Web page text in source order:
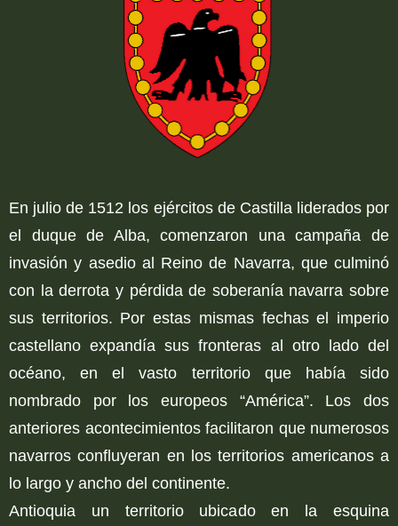
En julio de 1512 los ejércitos de Castilla liderados por
el duque de Alba, comenzaron una campaña de
invasión y asedio al Reino de Navarra, que culminó
con la derrota y pérdida de soberanía navarra sobre
sus territorios. Por estas mismas fechas el imperio
castellano expandía sus fronteras al otro lado del
océano, en el vasto territorio que había sido
nombrado por los europeos “América”. Los dos
anteriores acontecimientos facilitaron que numerosos
navarros confluyeran en los territorios americanos a
lo largo y ancho del continente.
Antioquia un territorio ubicado en la esquina